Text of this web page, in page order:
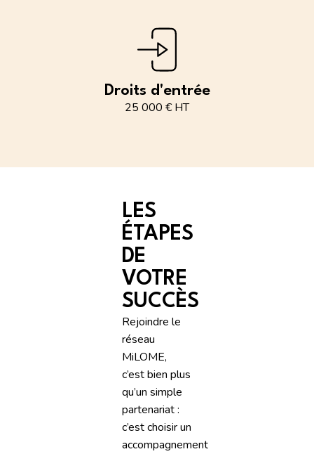
Droits d'entrée
25 000 € HT
LES
ÉTAPES
DE
VOTRE
SUCCÈS
​Rejoindre le
réseau
MiLOME,
c’est bien plus
qu’un simple
partenariat :
c’est choisir un
accompagnement